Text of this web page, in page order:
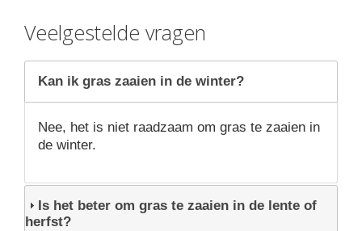
Veelgestelde vragen
Kan ik gras zaaien in de winter?
Nee, het is niet raadzaam om gras te zaaien in
de winter.
Is het beter om gras te zaaien in de lente of
herfst?